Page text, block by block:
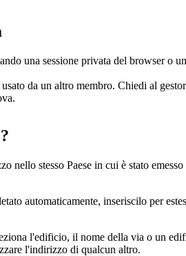
una sessione privata del browser o
da un altro membro. Chiedi al
nello stesso Paese in cui è stato
automaticamente, inseriscilo per
l'edificio, il nome della via o un
l'indirizzo di qualcun altro.